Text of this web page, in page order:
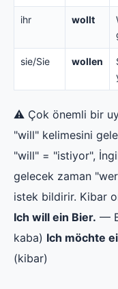
ihr wollt
sie/Sie wollen
⚠️ Çok önemli bir
"will" kelimesini
"will" = "istiyor",
gelecek zaman
istek bildirir. Kibar
Ich will ein Bier. —
kaba) Ich möchte
(kibar)